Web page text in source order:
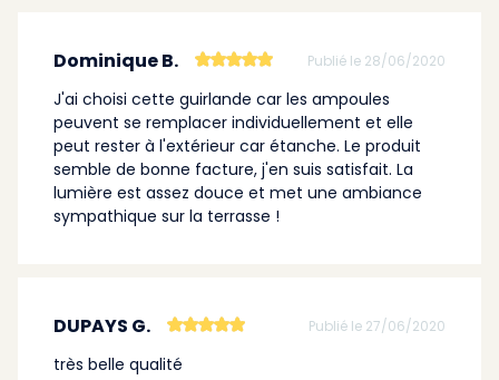
Dominique B. Publié le 28/06/2020
J'ai choisi cette guirlande car les ampoules
peuvent se remplacer individuellement et elle
peut rester à l'extérieur car étanche. Le produit
semble de bonne facture, j'en suis satisfait. La
lumière est assez douce et met une ambiance
sympathique sur la terrasse !
DUPAYS G. Publié le 27/06/2020
très belle qualité